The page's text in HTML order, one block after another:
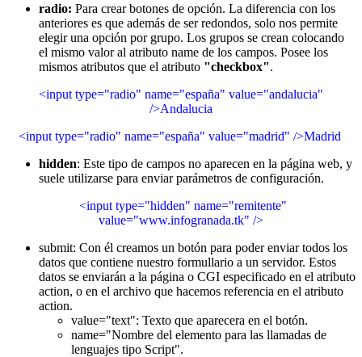
radio: Para crear botones de opción. La diferencia con los
anteriores es que además de ser redondos, solo nos permite
elegir una opción por grupo. Los grupos se crean colocando
el mismo valor al atributo name de los campos. Posee los
mismos atributos que el atributo "checkbox".
<input type="radio" name="españa" value="andalucia"
/>Andalucia
<input type="radio" name="españa" value="madrid" />Madrid
hidden: Este tipo de campos no aparecen en la página web, y
suele utilizarse para enviar parámetros de configuración.
<input type="hidden" name="remitente"
value="www.infogranada.tk" />
submit: Con él creamos un botón para poder enviar todos los
datos que contiene nuestro formullario a un servidor. Estos
datos se enviarán a la página o CGI especificado en el atributo
action, o en el archivo que hacemos referencia en el atributo
action.
value="text": Texto que aparecera en el botón.
name="Nombre del elemento para las llamadas de
lenguajes tipo Script".